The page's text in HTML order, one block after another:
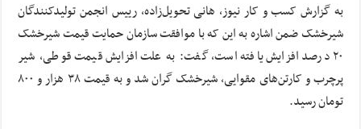
به گزارش کسب و کار نیوز، هانی تحویل‌زاده، رییس انجمن تولیدکنندگان
شیرخشک ضمن اشاره به این که با موافقت سازمان حمایت قیمت شیرخشک
۲۰ درصد افزایش یافته است، گفت: به علت افزایش قیمت قوطی، شیر
پرچرب و کارتن‌های مقوایی، شیرخشک گران شد و به قیمت ۳۸ هزار و ۸۰۰
تومان رسید.